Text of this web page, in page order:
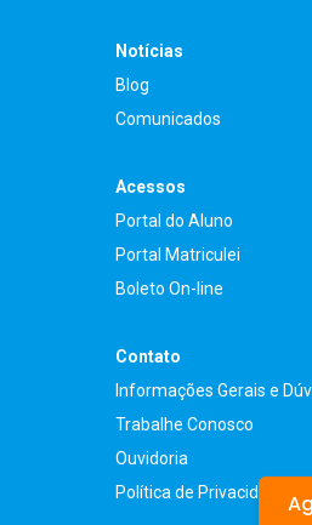
Notícias
Blog
Comunicados
Acessos
Portal do Aluno
Portal Matriculei
Boleto On-line
Contato
Informações Gerais e
Trabalhe Conosco
Ouvidoria
Política de Privacidade